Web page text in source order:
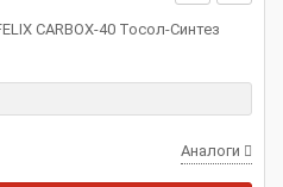
CARBOX-40 Тосол-Синтез
Аналоги